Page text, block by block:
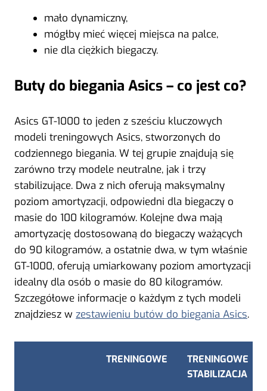
mało dynamiczny,
mógłby mieć więcej miejsca na palce,
nie dla ciężkich biegaczy.
Buty do biegania Asics – co jest co?
Asics GT-1000 to jeden z sześciu kluczowych
modeli treningowych Asics, stworzonych do
codziennego biegania. W tej grupie znajdują się
zarówno trzy modele neutralne, jak i trzy
stabilizujące. Dwa z nich oferują maksymalny
poziom amortyzacji, odpowiedni dla biegaczy o
masie do 100 kilogramów. Kolejne dwa mają
amortyzację dostosowaną do biegaczy ważących
do 90 kilogramów, a ostatnie dwa, w tym właśnie
GT-1000, oferują umiarkowany poziom amortyzacji
idealny dla osób o masie do 80 kilogramów.
Szczegółowe informacje o każdym z tych modeli
znajdziesz w zestawieniu butów do biegania Asics.
TRENINGOWE
TRENINGOWE
STABILIZACJA